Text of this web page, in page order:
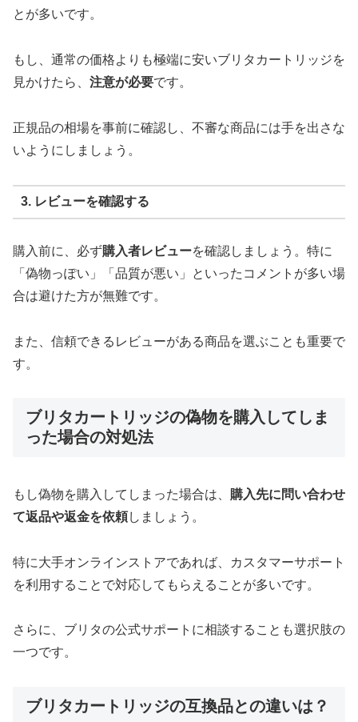
とが多いです。
もし、通常の価格よりも極端に安いブリタカートリッジを
見かけたら、 注意が必要です。
正規品の相場を事前に確認し、不審な商品には手を出さな
いようにしましょう。
3. レビューを確認する
購入前に、必ず購入者レビューを確認しましょう。特に
「偽物っぽい」「品質が悪い」といったコメントが多い場
合は避けた方が無難です。
また、信頼できるレビューがある商品を選ぶことも重要で
す。
ブリタカートリッジの偽物を購入してしま
った場合の対処法
もし偽物を購入してしまった場合は、 購入先に問い合わせ
て返品や返金を依頼しましょう。
特に大手オンラインストアであれば、カスタマーサポート
を利用することで対応してもらえることが多いです。
さらに、ブリタの公式サポートに相談することも選択肢の
一つです。
ブリタカートリッジの互換品との違いは？